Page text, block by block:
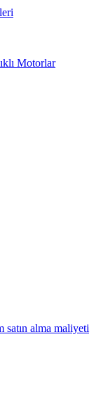
Motorlar
alma maliyeti